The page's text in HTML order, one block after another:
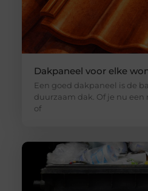
Dakpaneel voor elke
Een goed dakpaneel is de
duurzaam dak. Of je nu
of